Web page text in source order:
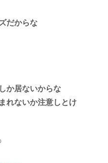
だからな
か居ないからな
れないか注意しとけ